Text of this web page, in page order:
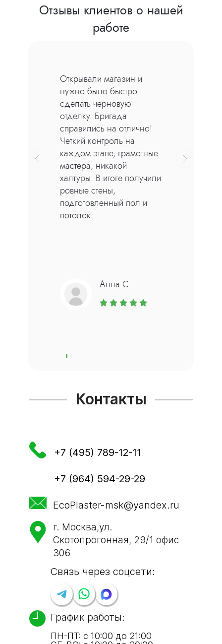
от 600 руб/м2
мы используем высококачественные
материалы гипсовой и цементно-
песчанной штукатурки
от 600 руб/м2
Механизированная
штукатурка
Полусухая стяжка
пола
Полусухая стяжка пола — технология
Посмотреть все
Возведение
Перегородки из пеноблоков или ПГП
Построим и заштукатурим!
Покраска стен и потолков быстро,
ровно и качественно! Подберем
нужный цвет, обеспечим стойкость
покрытия и идеальный результат.
Штукатурка
фасада
Фасад здания является его лицом,
можно сказать, визитной карточкой, а
потому отделка фасада дома играет
важную роль
Отзывы клиентов о нашей
работе
Открывали магазин и
нужно было быстро
сделать черновую
отделку. Бригада
справились на отлично!
Четкий контроль на
каждом этапе, грамотные
мастера, никакой
халтуры. В итоге получили
ровные стены,
подготовленный пол и
потолок.
Анна С.
Контакты
+7 (495) 789-12-11
+7 (964) 594-29-29
EcoPlaster-msk@yandex.ru
г. Москва,ул.
Скотопрогонная, 29/1 офис
306
Связь через соцсети:
График работы:
ПН-ПТ: с 10:00 до 21:00